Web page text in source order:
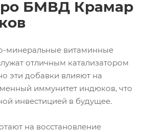
БМВД Крамар
минеральные витаминные
отличным катализатором
эти добавки влияют на
иммунитет индюков, что
инвестицией в будущее.
на восстановление